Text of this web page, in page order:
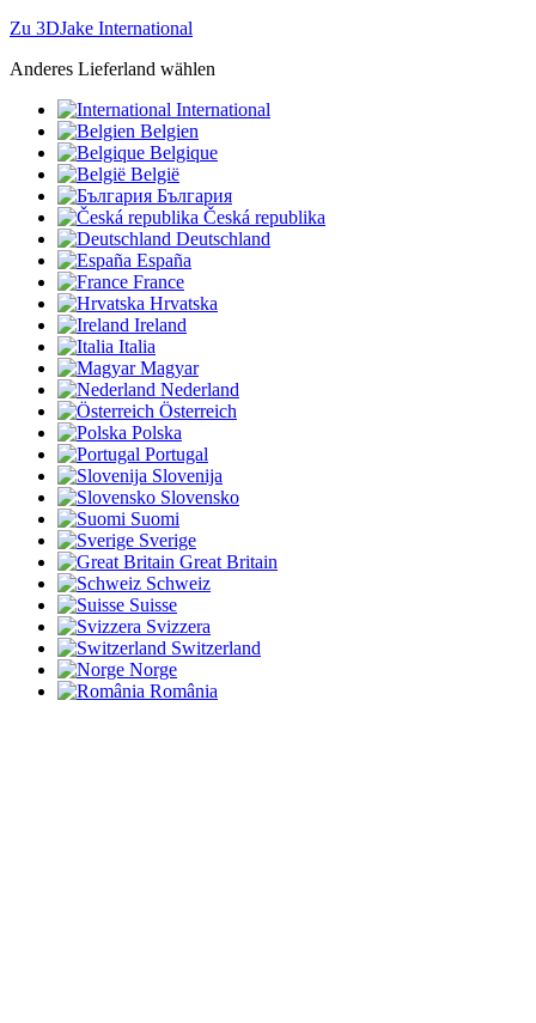
Zu 3DJake International
Anderes Lieferland wählen
International
Belgien
Belgique
België
България
Česká republika
Deutschland
España
France
Hrvatska
Ireland
Italia
Magyar
Nederland
Österreich
Polska
Portugal
Slovenija
Slovensko
Suomi
Sverige
Great Britain
Schweiz
Suisse
Svizzera
Switzerland
Norge
România